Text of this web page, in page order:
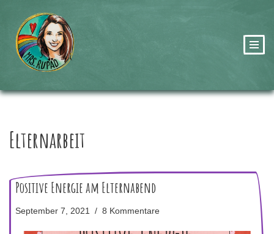
Zum
Inhalt
springen
Elternarbeit
Positive Energie am Elternabend
September 7, 2021 8 Kommentare